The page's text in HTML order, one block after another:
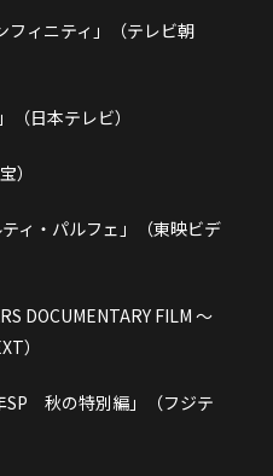
フィニティ」（テレビ朝
日本テレビ）
）
ィ・パルフェ」（東映ビデ
DOCUMENTARY FILM ～
）
SP 秋の特別編」（フジテ